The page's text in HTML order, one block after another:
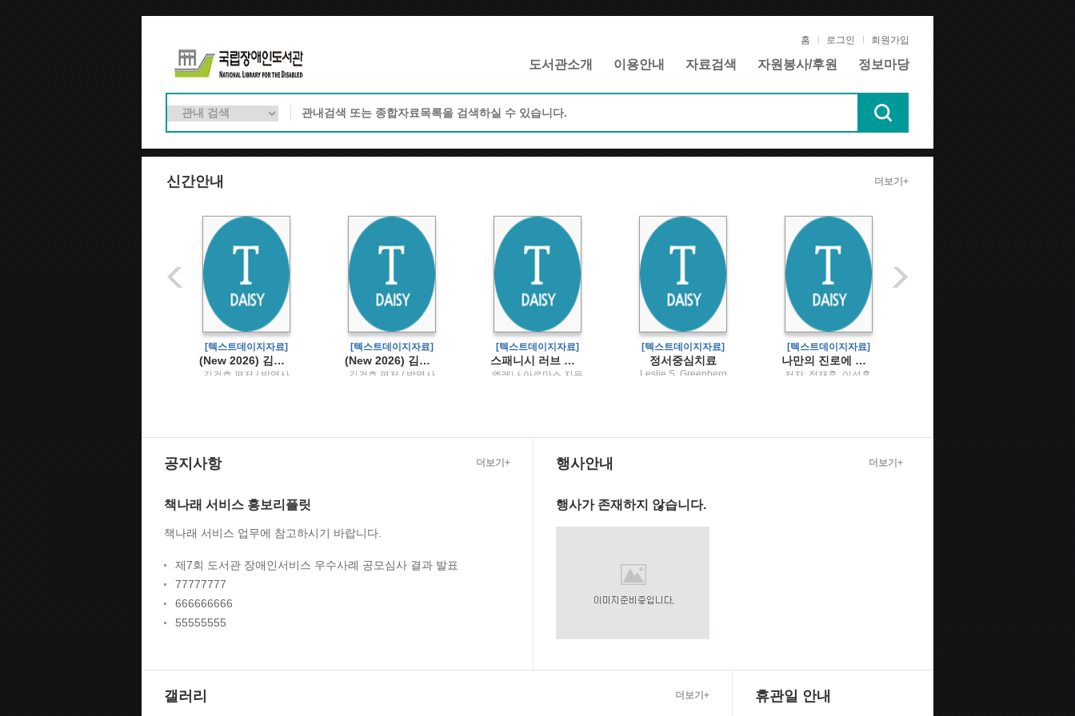
홈 로그인 회원가입
도서관소개 이용안내 자료검색 자원봉사/후원 정보마당
신간안내
[텍스트데이지자료]
(New 2026) 김건호 헌법최근 10년 단원별 기출문제집3
김건호 편저 / 박영사
[텍스트데이지자료]
(New 2026) 김건호 헌법최근 10년 단원별 기출문제집2
김건호 편저 / 박영사
[텍스트데이지자료]
스패니시 러브 디셉션
엘레나 아르마스 지음
[텍스트데이지자료]
정서중심치료
Leslie S. Greenberg
[텍스트데이지자료]
나만의 진로에 맞춘 탐구 보고서 가이드 북주제 찾기, 자료 조사, 작성, 적용까지 한 권으로 끝!
저자: 정재훈, 이성훈,
더보기+
공지사항
책나래 서비스 홍보리플릿
책나래 서비스 업무에 참고하시기 바랍니다.
제7회 도서관 장애인서비스 우수사례 공모심사 결과 발표
77777777
666666666
55555555
더보기+ 행사안내
행사가 존재하지 않습니다.
더보기+
갤러리 더보기+ 휴관일 안내